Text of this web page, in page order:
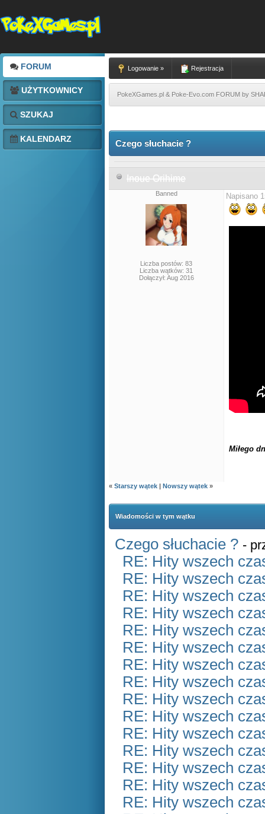
FORUM
UŻYTKOWNICY
SZUKAJ
KALENDARZ
Logowanie » Rejestracja
PokeXGames.pl & Poke-Evo.com FORUM by
Czego słuchacie ?
Inoue Orihime
Banned
Liczba postów: 83
Liczba wątków: 31
Dołączył: Aug 2016
Napisano
Miłego
« Starszy wątek | Nowszy wątek »
Wiadomości w tym wątku
Czego słuchacie ? -
RE: Hity wszech
RE: Hity wszech
RE: Hity wszech
RE: Hity wszech
RE: Hity wszech
RE: Hity wszech
RE: Hity wszech
RE: Hity wszech
RE: Hity wszech
RE: Hity wszech
RE: Hity wszech
RE: Hity wszech
RE: Hity wszech
RE: Hity wszech
RE: Hity wszech